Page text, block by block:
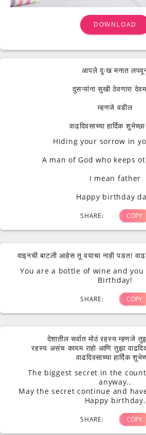
DOWNLOAD
आपले दुःख मनात
दुसऱ्यांना सुखी ठेवणारा
म्हणजे वडील
वाढदिवसाच्या हार्दिक शुभेच्छा
Hiding your sorrow in
A man of God who keeps
I mean father
Happy birthday
SHARE: COPY
वाइनची बाटली आहेस तू वयाचा नाही पडत!
You are a bottle of wine and
Birthday!
SHARE: COPY
देशातील सर्वात मोठं रहस्य म्हणजे
रहस्य असंच कायम राहो आणि तुझा
वाढदिवसाच्या हार्दिक
The biggest secret in the
anyway..
May the secret continue and
Happy birthday.
SHARE: COPY